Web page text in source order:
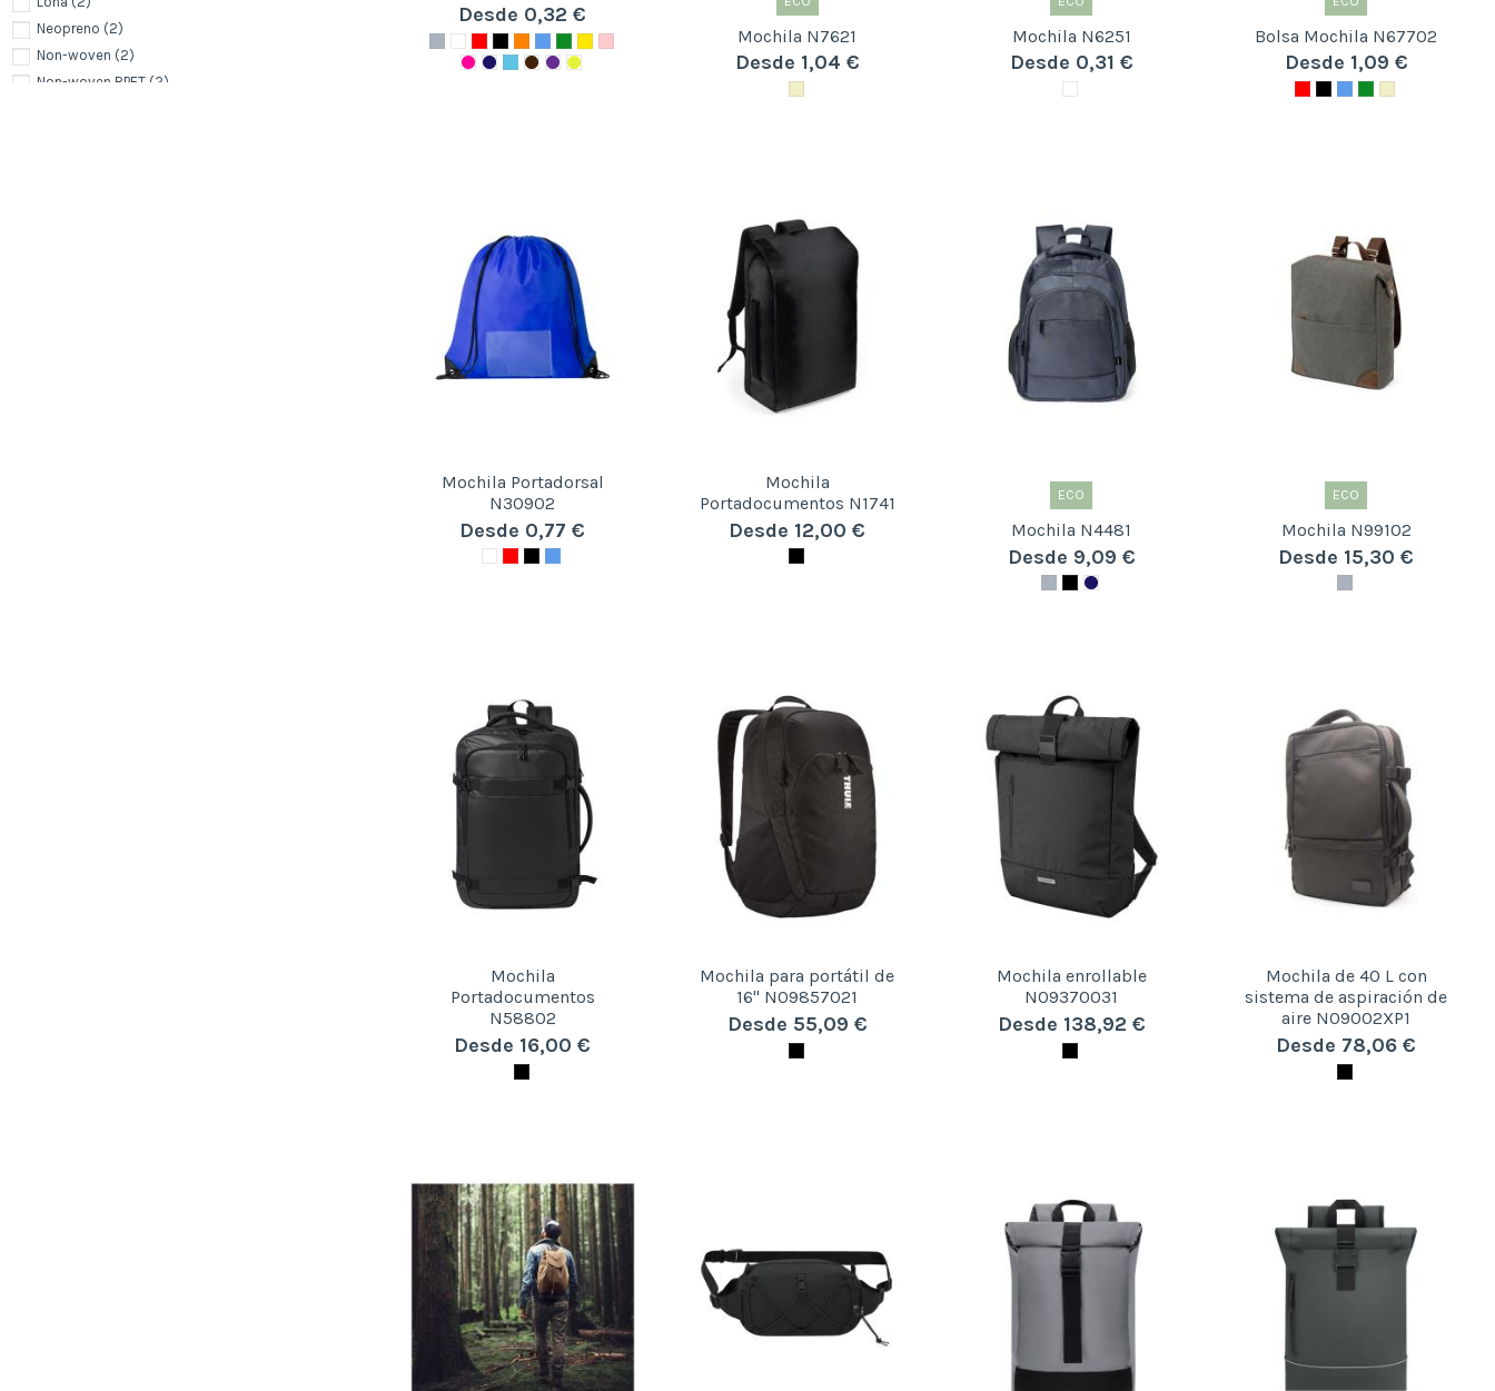
Desde 0,32 €
Mochila N7621
Desde 1,04 €
Mochila N6251
Desde 0,31 €
Bolsa Mochila N67702
Desde 1,09 €
Mochila Portadorsal
N30902
Desde 0,77 €
Mochila
Portadocumentos N1741
Desde 12,00 €
ECO
Mochila N4481
Desde 9,09 €
ECO
Mochila N99102
Desde 15,30 €
Mochila
Portadocumentos
N58802
Desde 16,00 €
Mochila para portátil de
16" N09857021
Desde 55,09 €
Mochila enrollable
N09370031
Desde 138,92 €
Mochila de 40 L con
sistema de aspiración de
aire N09002XP1
Desde 78,06 €
Neopreno (2)
Non-woven (2)
Non-woven RPET (2)